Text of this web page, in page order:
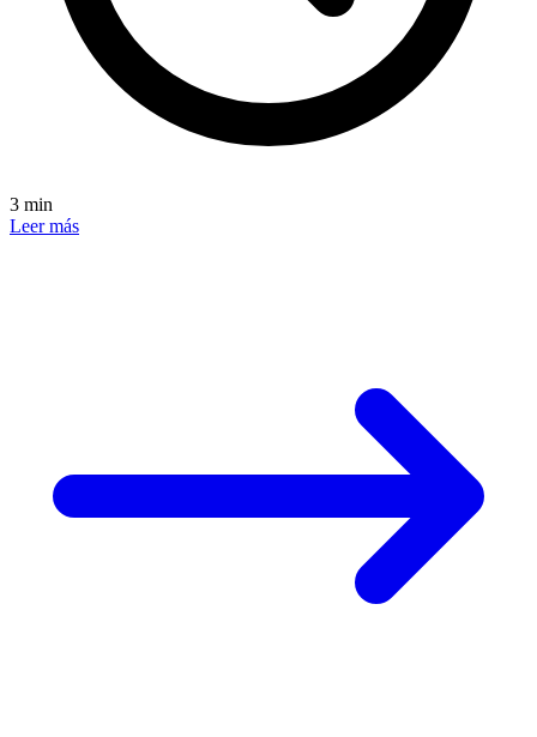
3 min
Leer más